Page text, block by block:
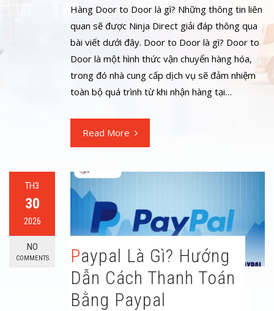
Hàng Door to Door là gì? Những thông tin liên
quan sẽ được Ninja Direct giải đáp thông qua
bài viết dưới đây. Door to Door là gì? Door to
Door là một hình thức vận chuyển hàng hóa,
trong đó nhà cung cấp dịch vụ sẽ đảm nhiệm
toàn bộ quá trình từ khi nhận hàng tại…
Read More
TH3
30
2026
NO
COMMENTS
Paypal Là Gì? Hướng
Dẫn Cách Thanh Toán
Bằng Paypal